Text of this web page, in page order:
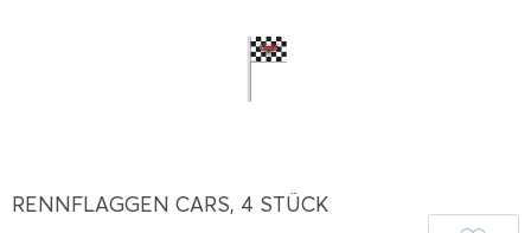
RENNFLAGGEN CARS, 4 STÜCK